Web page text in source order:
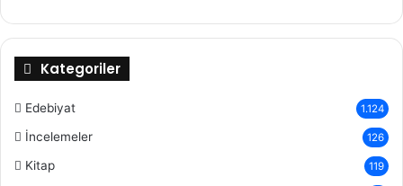
Kategoriler
Edebiyat 1.124
İncelemeler 126
Kitap 119